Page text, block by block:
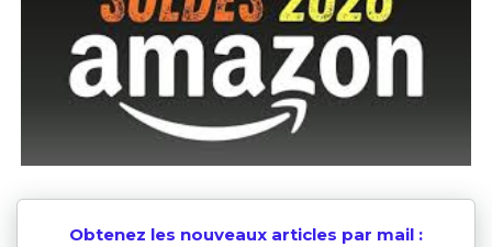
Obtenez les nouveaux articles par mail :